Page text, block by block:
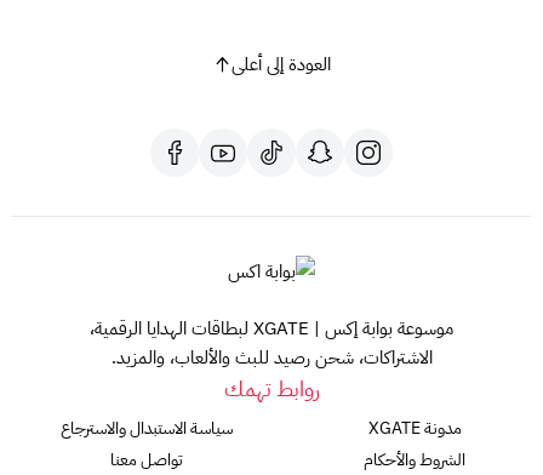
العودة إلى أعلى
موسوعة بوابة إكس | XGATE لبطاقات الهدايا الرقمية،
الاشتراكات، شحن رصيد للبث والألعاب، والمزيد.
روابط تهمك
مدونة XGATE
الشروط والأحكام
سياسة الاستبدال والاسترجاع
تواصل معنا